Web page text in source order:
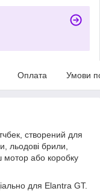
Оплата Умови
створений для
льодові брили,
або коробку
для Elantra GT.